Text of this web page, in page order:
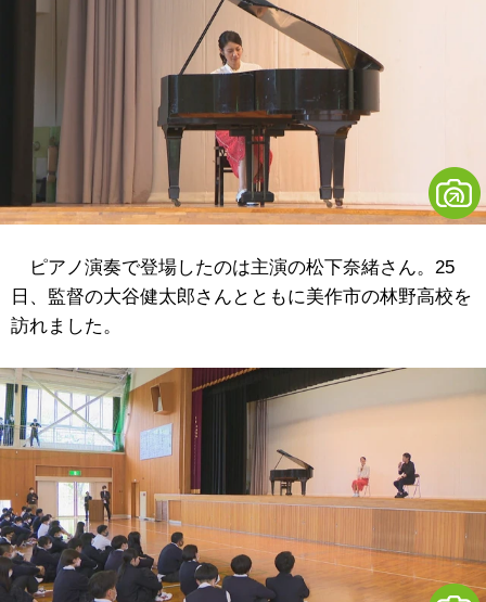
ピアノ演奏で登場したのは主演の松下奈緒さん。25
日、監督の大谷健太郎さんとともに美作市の林野高校を
訪れました。